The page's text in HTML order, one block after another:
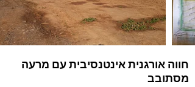
חווה אורגנית אינטנסיבית עם מרעה
מסתובב